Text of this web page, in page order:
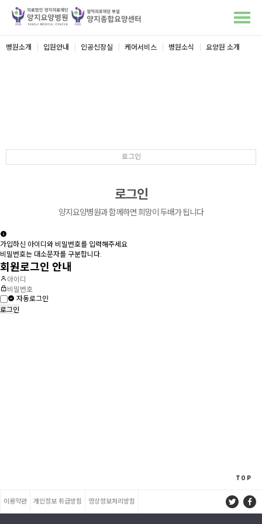
병원소개 입원안내 인공신장실 케어서비스 병원소식 요양원 소개
로그인
로그인
양지요양병원과 함께하면 희망이 두배가 됩니다
가입하신 아이디와 비밀번호를 입력해주세요
비밀번호는 대소문자를 구분합니다.
회원로그인 안내
자동로그인
이용약관 개인정보 취급방침 영상정보처리방침
TOP